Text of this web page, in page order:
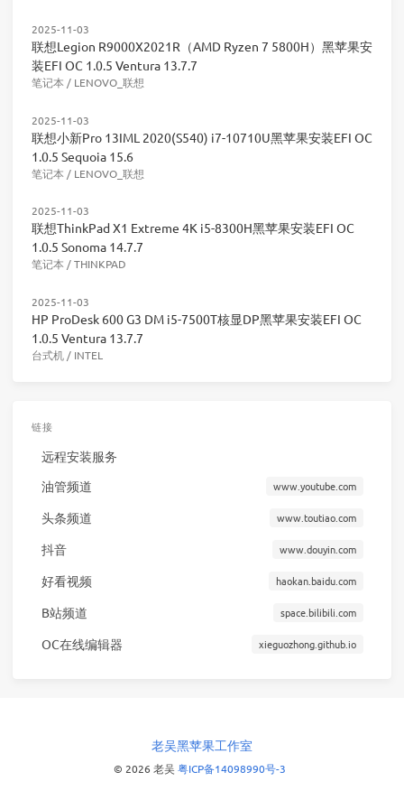
2025-11-03
联想Legion R9000X2021R（AMD Ryzen 7 5800H）黑苹果安
装EFI OC 1.0.5 Ventura 13.7.7
笔记本/ LENOVO_联想
2025-11-03
联想小新Pro 13IML 2020(S540) i7-10710U黑苹果安装EFI OC
1.0.5 Sequoia 15.6
笔记本 / LENOVO_联想
2025-11-03
联想ThinkPad X1 Extreme 4K i5-8300H黑苹果安装EFI OC
1.0.5 Sonoma 14.7.7
笔记本/THINKPAD
2025-11-03
HP ProDesk 600 G3 DM i5-7500T核显DP黑苹果安装EFI OC
1.0.5 Ventura 13.7.7
台式机 / INTEL
链接
远程安装服务
油管频道
www.youtube.com
头条频道 www.toutiao.com
抖音 www.douyin.com
好看视频 haokan.baidu.com
B站频道 space.bilibili.com
OC在线编辑器 xieguozhong.github.io
老吴黑苹果工作室
© 2026 老吴 粤ICP备14098990号-3